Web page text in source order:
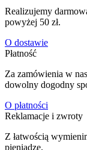
Realizujemy
powyżej 50 zł.
O dostawie
Płatność
Za zamówienia w
dowolny dogodny
O płatności
Reklamacje i zwroty
Z łatwością
pieniądze.